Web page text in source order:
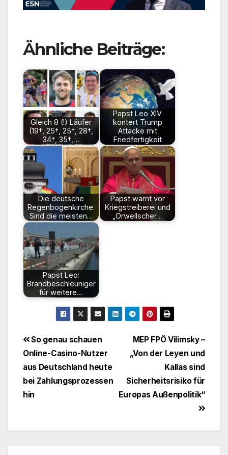
Ähnliche Beiträge:
Gleich 8 (!) Läufer
(19†, 25†, 25†, 28†,
34†, 35†,…
Papst Leo XIV
kontert Trump
Attacke mit
Friedfertigkeit
Die deutsche
Regenbogenkirche:
Sind die meisten…
Papst warnt vor
Kriegstreiberei und
„Orwellscher…
Papst Leo:
Brandbeschleuniger
für weitere…
BeitragsnavigationMEP FPÖ Vilimsky –
„Von der Leyen und
Kallas sind
Sicherheitsrisiko für
Europas Außenpolitik“
So genau schauen
Online-Casino-Nutzer
aus Deutschland heute
bei Zahlungsprozessen
hin